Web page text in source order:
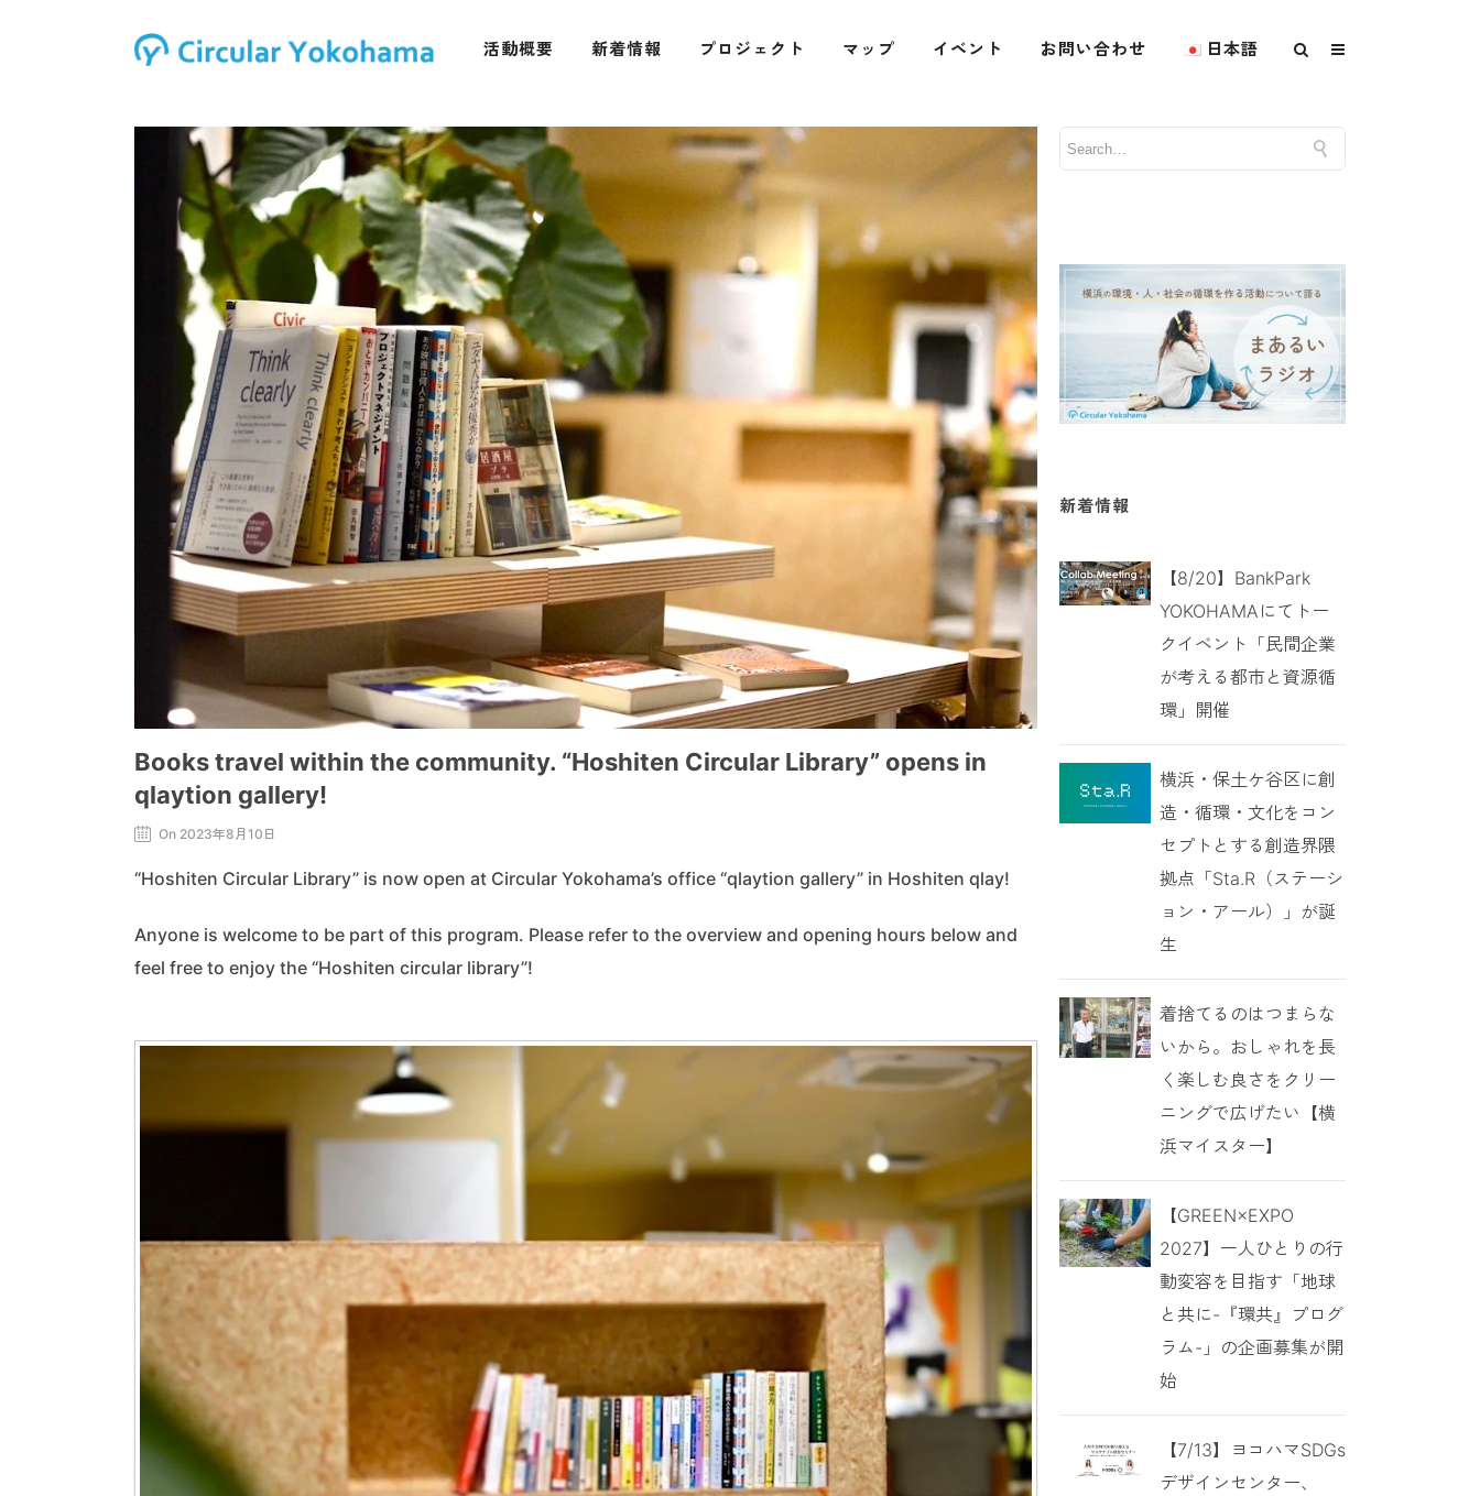
活動概要 新着情報 プロジェクト マップ イベント お問い合わせ 日本語
Books travel within the community. “Hoshiten Circular Library” opens in
qlaytion gallery!
On 2023年8月10日
“Hoshiten Circular Library” is now open at Circular Yokohama’s office “qlaytion gallery” in Hoshiten qlay!
Anyone is welcome to be part of this program. Please refer to the overview and opening hours below and
feel free to enjoy the “Hoshiten circular library”!
新着情報
【8/20】BankPark
YOKOHAMAにてトー
クイベント「民間企業
が考える都市と資源循
環」開催
横浜・保土ケ谷区に創
造・循環・文化をコン
セプトとする創造界隈
拠点「Sta.R（ステーシ
ョン・アール）」が誕
生
着捨てるのはつまらな
いから。おしゃれを長
く楽しむ良さをクリー
ニングで広げたい【横
浜マイスター】
【GREEN×EXPO
2027】一人ひとりの行
動変容を目指す「地球
と共に-『環共』プログ
ラム-」の企画募集が開
始
【7/13】ヨコハマSDGs
デザインセンター、